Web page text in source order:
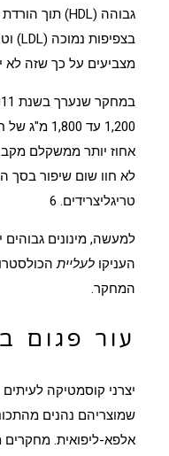
גבוהה (HDL) תוך הורדת כולסטרול "רע"
בצפיפות נמוכה (LDL)
מצביעים על כך שזה לא
טריגליצרידים. 6
למעשה, מינונים
העניקו לעליית
המחקר.
עור פגום
יצרני קוסמטיקה
שמוצריהם נהנים
אלפא-ליפואית. מחקרים